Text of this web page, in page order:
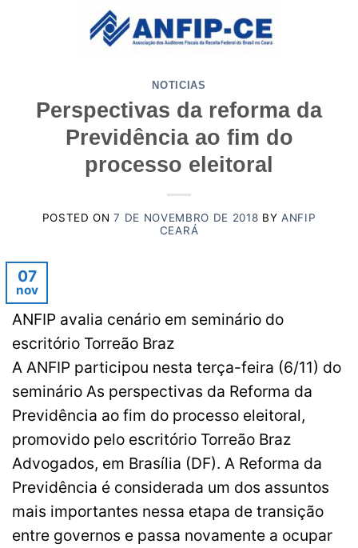
NOTICIAS
Perspectivas da reforma da
Previdência ao fim do
processo eleitoral
POSTED ON7 DE NOVEMBRO DE 2018 BYANFIP
CEARÁ
07
nov
ANFIP avalia cenário em seminário do
escritório Torreão Braz
A ANFIP participou nesta terça-feira (6/11) do
seminário As perspectivas da Reforma da
Previdência ao fim do processo eleitoral,
promovido pelo escritório Torreão Braz
Advogados, em Brasília (DF). A Reforma da
Previdência é considerada um dos assuntos
mais importantes nessa etapa de transição
entre governos e passa novamente a ocupar